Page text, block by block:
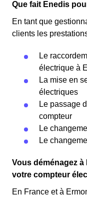
Que fait Enedis
En tant que
clients les
Le
électrique à
La mise en
électriques
Le passage
compteur
Le
Le
Vous déménagez
votre compteur
En France et à